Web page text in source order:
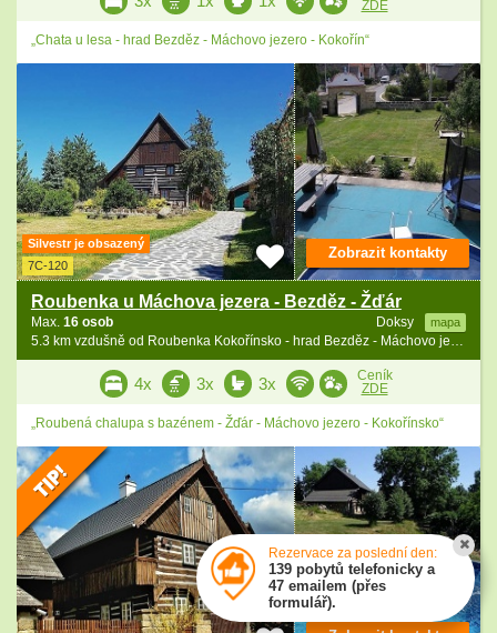
ZDE
„Chata u lesa - hrad Bezděz - Máchovo jezero - Kokořín“
Silvestr je obsazený
7C-120
Roubenka u Máchova jezera - Bezděz - Žďár
Doksy mapa
Max. 16 osob
Zobrazit kontakty
4x 3x 3x
Ceník
ZDE
„Roubená chalupa s bazénem - Žďár - Máchovo jezero - Kokořínsko“
Rezervace za poslední den:
139 pobytů telefonicky a
47 emailem (přes
formulář).